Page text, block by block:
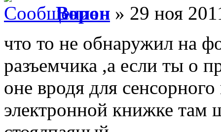
Ворон » 29 ноя
что то не обнаружил на
разъемчика ,а если ты о
оне вродя для
электронной книжке там